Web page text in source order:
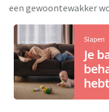
een gewoontewakker
Slapen
Je
hebt